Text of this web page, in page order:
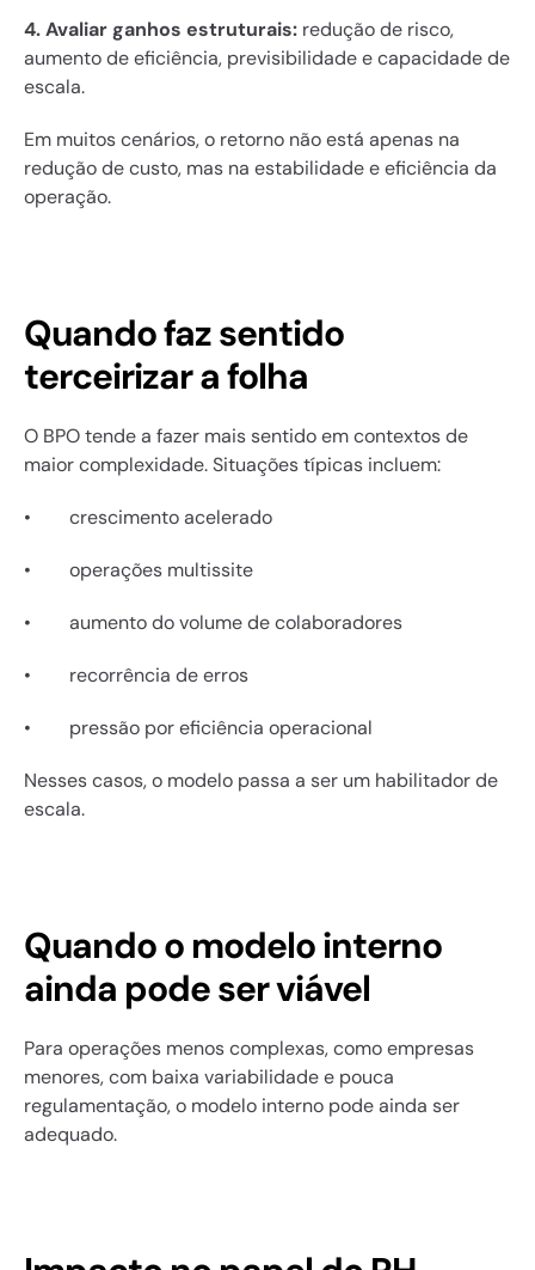
4. Avaliar ganhos estruturais: redução de risco,
aumento de eficiência, previsibilidade e capacidade de
escala.
Em muitos cenários, o retorno não está apenas na
redução de custo, mas na estabilidade e eficiência da
operação.
Quando faz sentido
terceirizar a folha
O BPO tende a fazer mais sentido em contextos de
maior complexidade. Situações típicas incluem:
•        crescimento acelerado
•        operações multissite
•        aumento do volume de colaboradores
•        recorrência de erros
•        pressão por eficiência operacional
Nesses casos, o modelo passa a ser um habilitador de
escala.
Quando o modelo interno
ainda pode ser viável
Para operações menos complexas, como empresas
menores, com baixa variabilidade e pouca
regulamentação, o modelo interno pode ainda ser
adequado.